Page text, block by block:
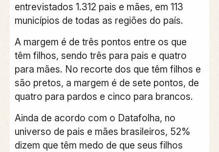
entrevistados 1.312 pais e mães, em 113
municípios de todas as regiões do país.
A margem é de três pontos entre os que
têm filhos, sendo três para pais e quatro
para mães. No recorte dos que têm filhos e
são pretos, a margem é de sete pontos, de
quatro para pardos e cinco para brancos.
Ainda de acordo com o Datafolha, no
universo de pais e mães brasileiros, 52%
dizem que têm medo de que seus filhos